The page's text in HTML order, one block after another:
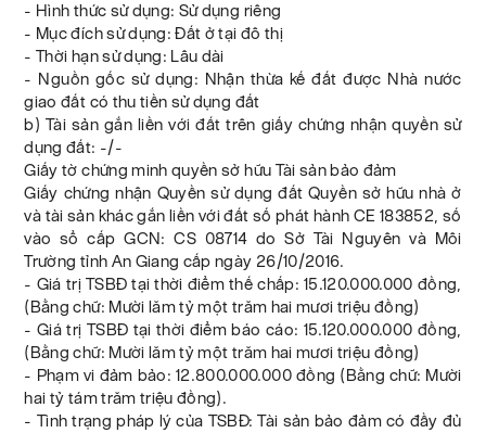
- Hình thức sử dụng: Sử dụng riêng
- Mục đích sử dụng: Đất ở tại đô thị
- Thời hạn sử dụng: Lâu dài
- Nguồn gốc sử dụng: Nhận thừa kế đất được Nhà nước
giao đất có thu tiền sử dụng đất
b) Tài sản gắn liền với đất trên giấy chứng nhận quyền sử
dụng đất: -/-
Giấy tờ chứng minh quyền sở hữu Tài sản bảo đảm
Giấy chứng nhận Quyền sử dụng đất Quyền sở hữu nhà ở
và tài sản khác gắn liền với đất số phát hành CE 183852, số
vào sổ cấp GCN: CS 08714 do Sở Tài Nguyên và Môi
Trường tỉnh An Giang cấp ngày 26/10/2016.
- Giá trị TSBĐ tại thời điểm thế chấp: 15.120.000.000 đồng,
(Bằng chữ: Mười lăm tỷ một trăm hai mươi triệu đồng)
- Giá trị TSBĐ tại thời điểm báo cáo: 15.120.000.000 đồng,
(Bằng chữ: Mười lăm tỷ một trăm hai mươi triệu đồng)
- Phạm vi đảm bảo: 12.800.000.000 đồng (Bằng chữ: Mười
hai tỷ tám trăm triệu đồng).
- Tình trạng pháp lý của TSBĐ: Tài sản bảo đảm có đầy đủ